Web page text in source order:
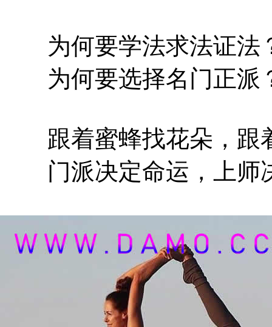
为何要学法求法证法
为何要选择名门正派
跟着蜜蜂找花朵，跟
门派决定命运，上师